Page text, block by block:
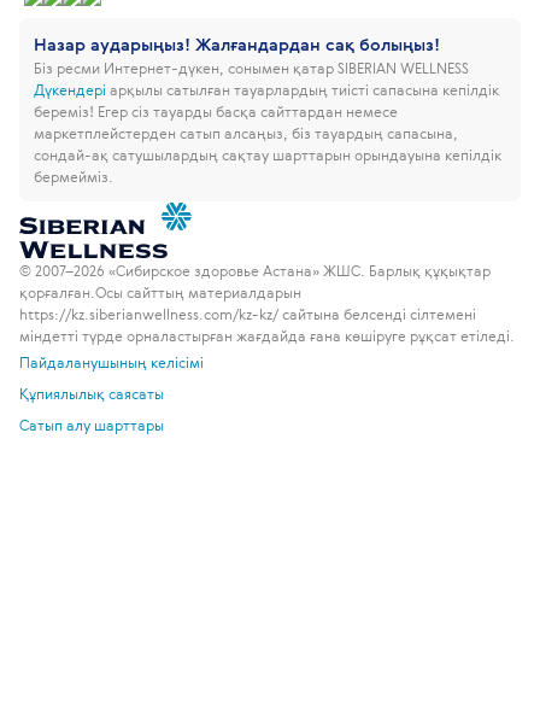
Назар аударыңыз! Жалғандардан сақ болыңыз!
Біз ресми Интернет-дүкен, сонымен қатар SIBERIAN WELLNESS
Дүкендері арқылы сатылған тауарлардың тиісті сапасына кепілдік
береміз! Егер сіз тауарды басқа сайттардан немесе
маркетплейстерден сатып алсаңыз, біз тауардың сапасына,
сондай-ақ сатушылардың сақтау шарттарын орындауына кепілдік
бермейміз.
© 2007–2026 «Сибирское здоровье Астана» ЖШС. Барлық құқықтар
қорғалған. Осы сайттың материалдарын
https://kz.siberianwellness.com/kz-kz/ сайтына белсенді сілтемені
міндетті түрде орналастырған жағдайда ғана көшіруге рұқсат етіледі.
Пайдаланушының келісімі
Құпиялылық саясаты
Сатып алу шарттары